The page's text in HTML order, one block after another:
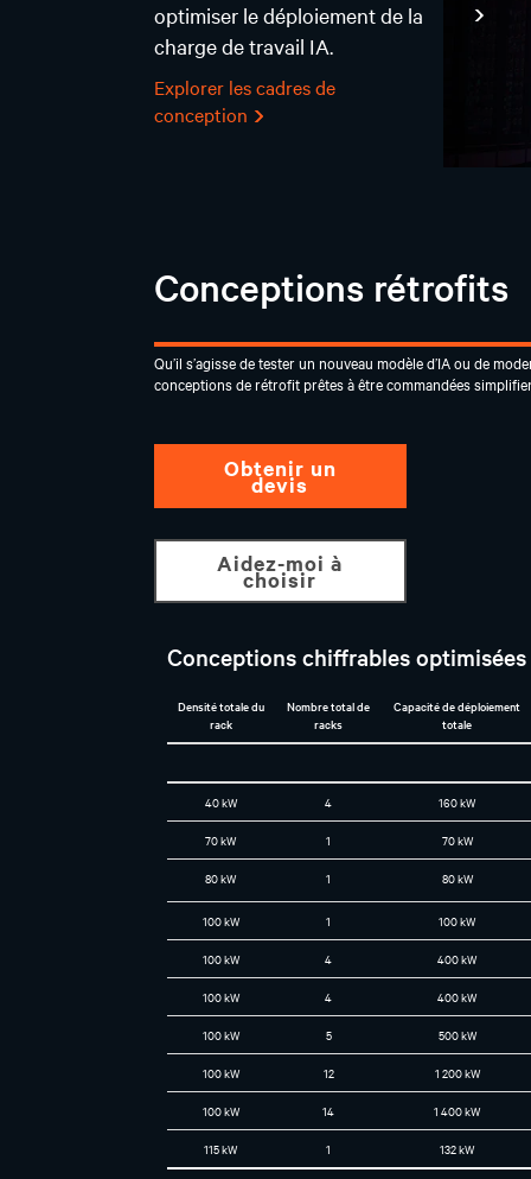
optimiser le déploiement de la
charge de travail IA.
Explorer les cadres de
conception
Conceptions rétrofits
Qu’il s’agisse de tester un nouveau modèle d’IA ou de
conceptions de rétrofit prêtes à être commandées
Obtenir un
devis
Aidez-moi à
choisir
Conceptions chiffrables
Densité totale du
rack
Nombre total de
racks
Capacité de déploiement
totale
40 kW 4 160 kW
70 kW 1 70 kW
80 kW 1 80 kW
100 kW 1 100 kW
100 kW 4 400 kW
100 kW 4 400 kW
100 kW 5 500 kW
100 kW 12 1 200 kW
100 kW 14 1 400 kW
115 kW 1 132 kW